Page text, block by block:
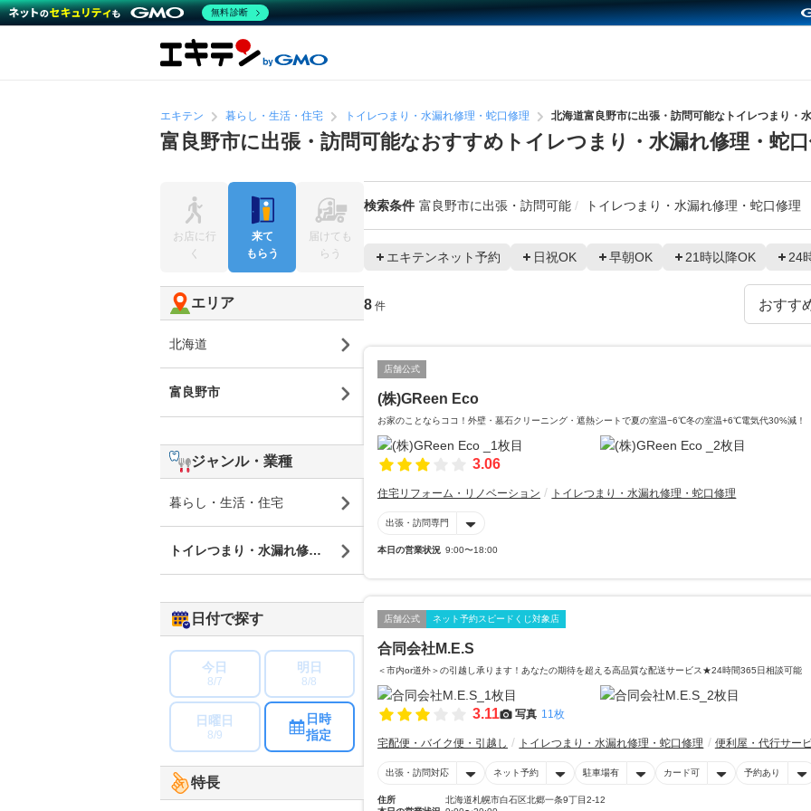
エキテン 暮らし・生活・住宅 トイレつまり・水漏れ修理・蛇口修理 北海道富良野市に出張・訪問可能なトイレつまり・
富良野市に出張・訪問可能なおすすめトイレつまり・水漏れ修理・蛇
検索条件 富良野市に出張・訪問可能 トイレつまり・水漏れ修理・蛇口修理
エキテンネット予約 日祝OK 早朝OK 21時以降OK 24
8 件
店舗公式
(株)GReen Eco
お家のことならココ！外壁・墓石クリーニング・遮熱シートで夏の室温−6℃冬の室温+6℃電気代30%減！
3.06
住宅リフォーム・リノベーション トイレつまり・水漏れ修理・蛇口修理
出張・訪問専門
本日の営業状況 9:00〜18:00
店舗公式 ネット予約スピードくじ対象店
合同会社M.E.S
＜市内or道外＞の引越し承ります！あなたの期待を超える高品質な配送サービス★24時間365日相談可能
3.11 写真 11枚
宅配便・バイク便・引越し トイレつまり・水漏れ修理・蛇口修理 便利屋・代行サー
出張・訪問対応 ネット予約 駐車場有 カード可 予約あり
住所
北海道札幌市白石区北郷一条9丁目2-12
お店に行
く
来て
もらう
届けても
らう
エリア
北海道
富良野市
ジャンル・業種
暮らし・生活・住宅
トイレつまり・水漏れ修理・蛇口修理
日付で探す
今日
8/7
明日
8/8
日曜日
8/9
日時
指定
特長
無料診断